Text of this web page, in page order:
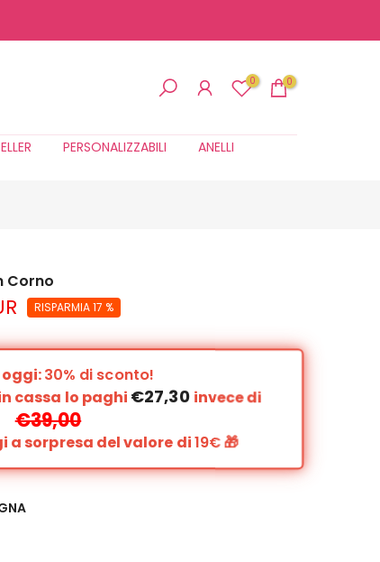
0 0
PERSONALIZZABILI
ANELLI
Corno
RISPARMIA 17 %
oggi:30% di sconto!
cassa lo paghi€27,30invece di
€39,00
a sorpresa del valore di19€🎁